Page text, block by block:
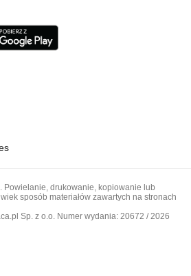
Powielanie, drukowanie, kopiowanie lub
sposób materiałów zawartych na stronach
Sp. z o.o. Numer wydania: 20672 / 2026